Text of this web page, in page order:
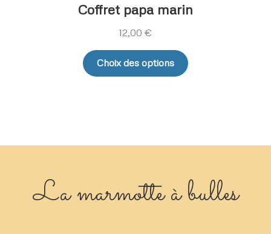
Coffret papa marin
12,00 €
Choix des options
Ce
produit
options
être
choisies
La marmotte à bulles